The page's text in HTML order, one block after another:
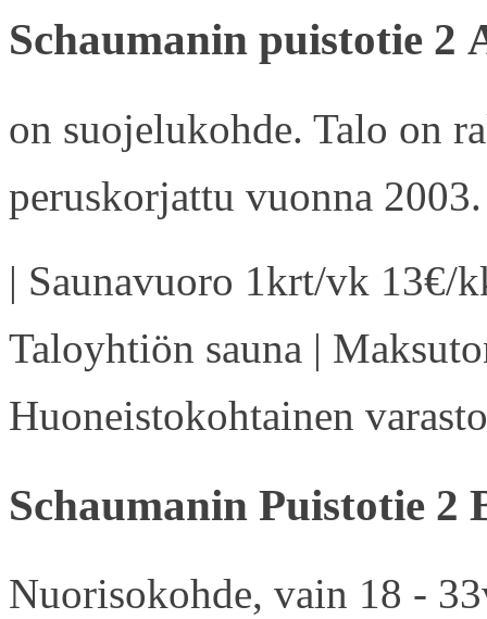
Schaumanin puistotie 2
on suojelukohde. Talo on
peruskorjattu vuonna 2003.
| Saunavuoro 1krt/vk 13€/
Taloyhtiön sauna |
Huoneistokohtainen
Schaumanin Puistotie 2
Nuorisokohde, vain 18 -